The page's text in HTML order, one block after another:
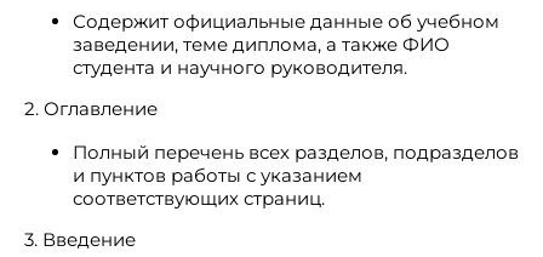
Содержит официальные данные об учебном
заведении, теме диплома, а также ФИО
студента и научного руководителя.
2. Оглавление
Полный перечень всех разделов, подразделов
и пунктов работы с указанием
соответствующих страниц.
3. Введение